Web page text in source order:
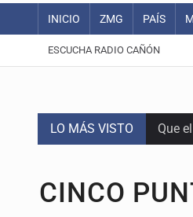
INICIO ZMG PAÍS
ESCUCHA RADIO CAÑÓN
LO MÁS VISTO Que
CINCO